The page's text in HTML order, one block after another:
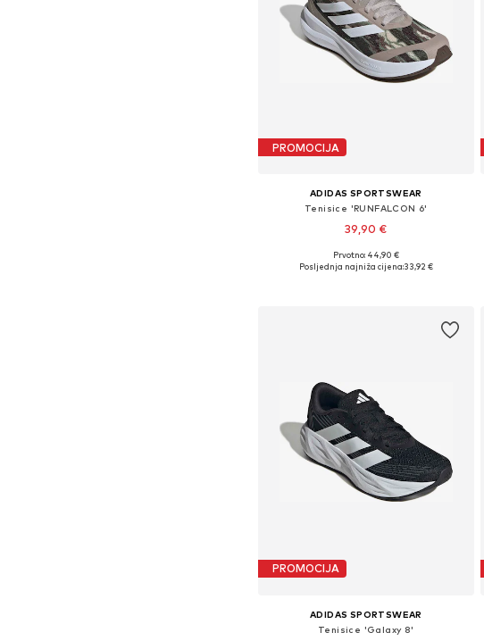
PROMOCIJA
ADIDAS SPORTSWEAR
Tenisice 'RUNFALCON 6'
39,90 €
Dostupno u više veličina
Prvotno: 44,90 €
Posljednja najniža cijena:33,92 €
PROMOCIJA
ADIDAS SPORTSWEAR
Tenisice 'Galaxy 8'